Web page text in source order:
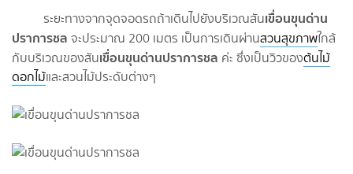
ระยะทางจากจุดจอดรถถ้าเดินไปยังบริเวณสันเขื่อนขุนด่าน
ปราการชล จะประมาณ 200 เมตร เป็นการเดินผ่านสวนสุขภาพใกล้
กับบริเวณของสันเขื่อนขุนด่านปราการชล ค่ะ ซึ่งเป็นวิวของต้นไม้
ดอกไม้และสวนไม้ประดับต่างๆ